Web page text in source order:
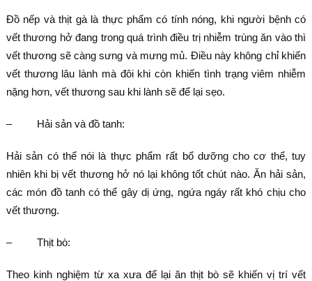
Đồ nếp và thịt gà là thực phẩm có tính nóng, khi người bệnh có
vết thương hở đang trong quá trình điều trị nhiễm trùng ăn vào thì
vết thương sẽ càng sưng và mưng mủ. Điều này không chỉ khiến
vết thương lâu lành mà đôi khi còn khiến tình trạng viêm nhiễm
nặng hơn, vết thương sau khi lành sẽ để lại sẹo.
– Hải sản và đồ tanh:
Hải sản có thể nói là thực phẩm rất bổ dưỡng cho cơ thể, tuy
nhiên khi bị vết thương hở nó lại không tốt chút nào. Ăn hải sản,
các món đồ tanh có thể gây dị ứng, ngứa ngáy rất khó chịu cho
vết thương.
– Thịt bò:
Theo kinh nghiệm từ xa xưa để lại ăn thịt bò sẽ khiến vị trí vết